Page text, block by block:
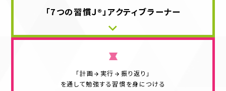
「7つの習慣Ｊ®」 アクティブラーナー
「計画 実行
振り返り」
を通して勉強する習慣を身につける